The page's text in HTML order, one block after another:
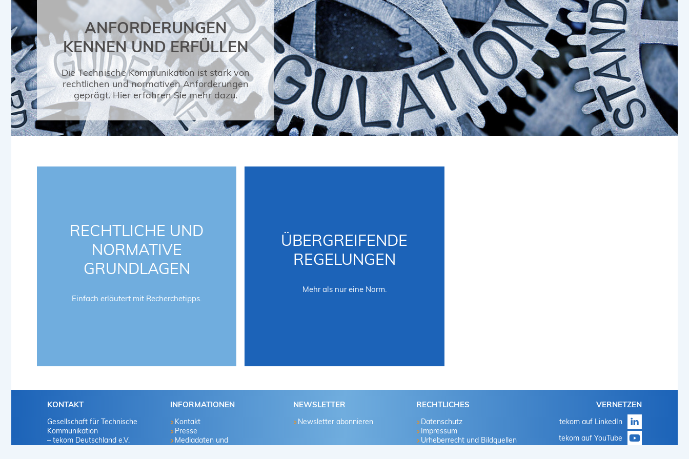
ANFORDERUNGEN
KENNEN UND ERFÜLLEN
Die Technische Kommunikation ist stark von
rechtlichen und normativen Anforderungen
geprägt. Hier erfahren Sie mehr dazu.
RECHTLICHE UND
NORMATIVE
GRUNDLAGEN
Einfach erläutert mit Recherchetipps.
ÜBERGREIFENDE
REGELUNGEN
Mehr als nur eine Norm.
KONTAKT
Gesellschaft für Technische
Kommunikation
– tekom Deutschland e.V.
INFORMATIONEN
Kontakt
Presse
Mediadaten und
NEWSLETTER
Newsletter abonnieren
RECHTLICHES
Datenschutz
Impressum
Urheberrecht und Bildquellen
VERNETZEN
tekom auf LinkedIn
tekom auf YouTube